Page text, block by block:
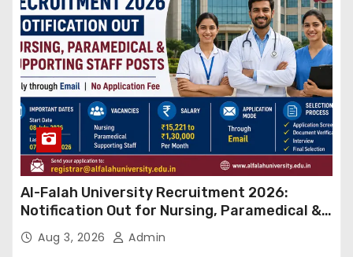
Al-Falah University Recruitment 2026:
Notification Out for Nursing, Paramedical &
Supporting Staff Posts, Apply Through Email
Aug 3, 2026 Admin